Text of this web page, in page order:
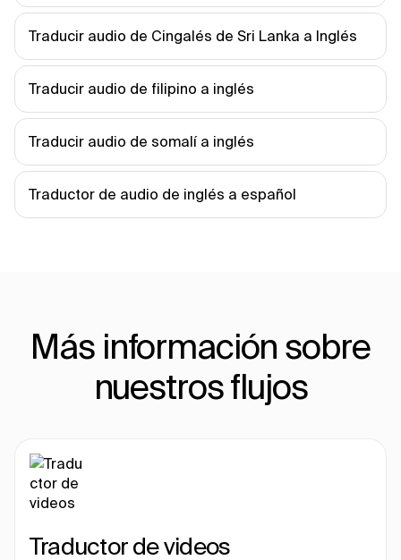
Traducir audio de Cingalés de Sri Lanka a Inglés
Traducir audio de filipino a inglés
Traducir audio de somalí a inglés
Traductor de audio de inglés a español
Más información sobre
nuestros flujos
Traductor de videos